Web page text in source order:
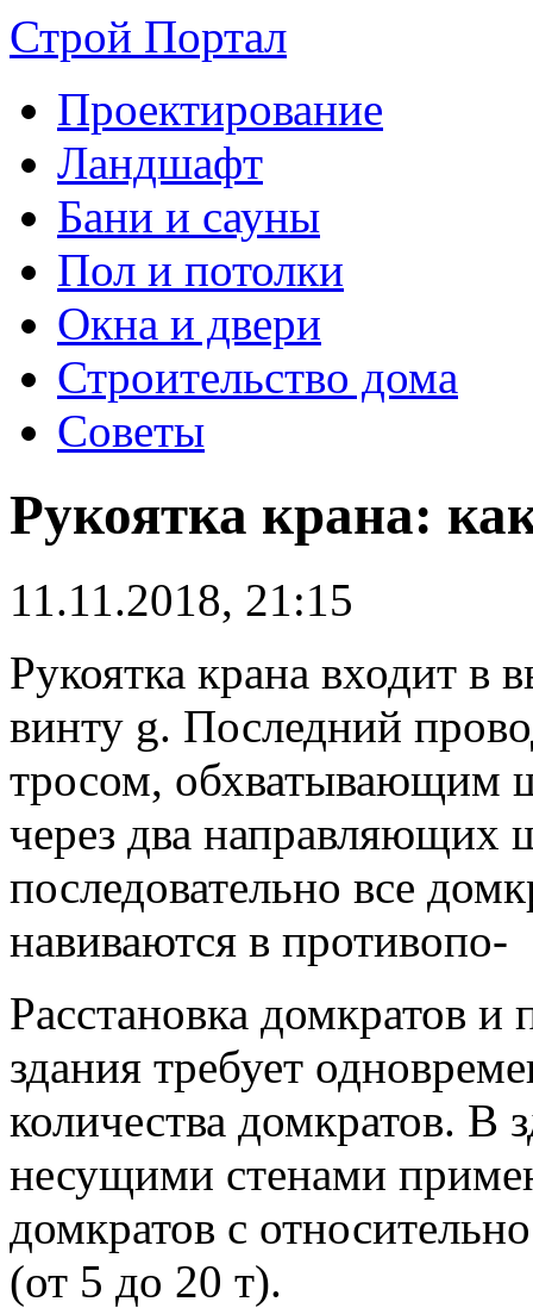
Строй Портал
Проектирование
Ландшафт
Бани и сауны
Пол и потолки
Окна и двери
Строительство дома
Советы
Рукоятка крана:
11.11.2018, 21:15
Рукоятка крана входит в
винту g. Последний
тросом, обхватывающим
через два направляющих
последовательно все
навиваются в противопо-
Расстановка домкратов
здания требует
количества домкратов. В
несущими стенами
домкратов с
(от 5 до 20 т).